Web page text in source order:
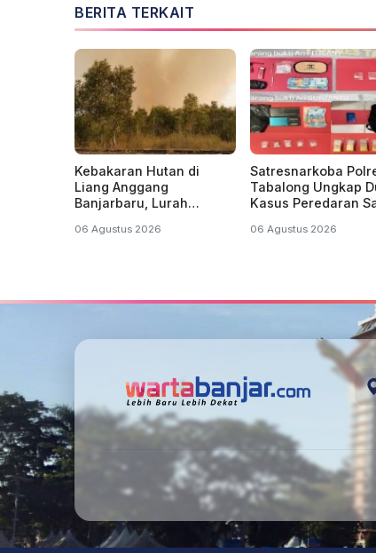
BERITA TERKAIT
Kebakaran Hutan di
Liang Anggang
Banjarbaru, Lurah
Terbakar Sejak Tadi
06 Agustus 2026
Satresnarkoba
Tabalong Ungkap
Kasus Peredaran
Pelaku Diamankan
06 Agustus 2026